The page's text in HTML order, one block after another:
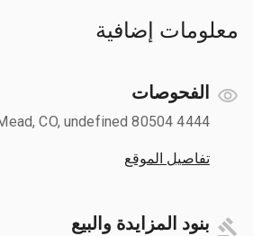
معلومات إضافية
الفحوصات
4444 Ritchie Dr, Mead, CO, undefined 80504
تفاصيل الموقع
بنود المزايدة والبيع